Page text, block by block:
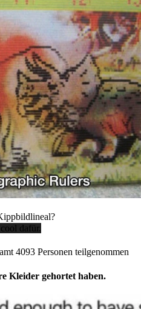
dafür.
4093 Personen teilgenommen
Kleider gehortet haben.